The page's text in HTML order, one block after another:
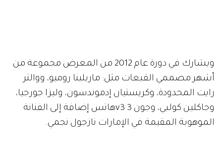
ويشارك في دورة عام 2012 من المعرض مجموعة من
أشهر مصممي القبعات مثل: ماريلينا روميو، ووالتر
رايت المحدودة، وكريستيان إدموندسون، وليزا جورجيا،
وجاكلين كولبي، وجون 3
v3هاتس إضافة إلى الفنانة
الموهوبة المقيمة في الإمارات نازجول نجمي.